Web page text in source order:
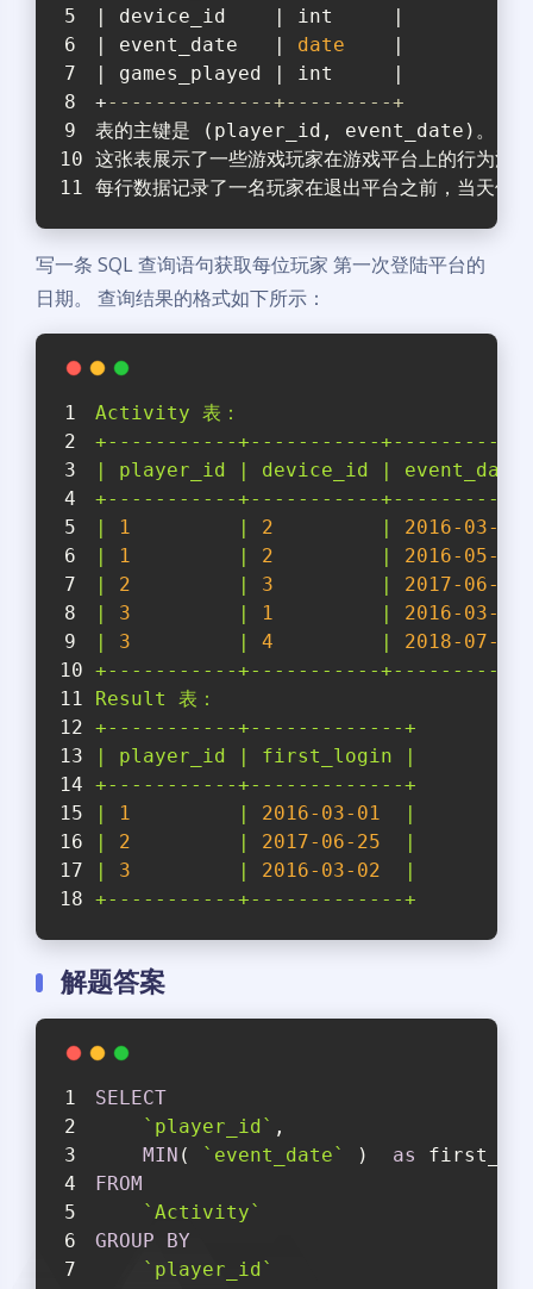
暗黑模式
| device_id    | int     |
| event_date   | date
    |
| games_played | int     |
+--------------+---------+
表的主键是 (player_id, event_date)。
这张表展示了一些游戏玩家在游戏平台上的行为活
每行数据记录了一名玩家在退出平台之前，当天
写一条 SQL 查询语句获取每位玩家 第一次登陆平台的
日期。 查询结果的格式如下所示：
Activity 表：
+-----------+-----------
|
player_id | device_id |
event_date
+-----------+-----------
|
1 | 2 |
2016-03-01
|
1 | 2 |
2016-05-02
|
2 | 3 |
2017-06-25
|
3 | 1 |
2016-03-02
|
3 | 4 |
2018-07-03
+-----------+-----------
Result
表：
+-----------+-------------+
|
player_id | first_login
|
+-----------+-------------+
|
1 | 2016-03-01
|
|
2 | 2017-06-25
|
|
3 | 2016-03-02
|
+-----------+-------------+
解题答案
SELECT
`player_id` ,
MIN ( `event_date` ) as
FROM
`Activity`
GROUP
BY
`player_id`